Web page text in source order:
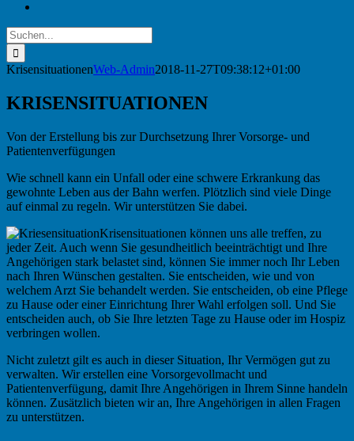
Suche
nach:
KrisensituationenWeb-Admin2018-11-27T09:38:12+01:00
KRISENSITUATIONEN
Von der Erstellung bis zur Durchsetzung Ihrer Vorsorge- und
Patientenverfügungen
Wie schnell kann ein Unfall oder eine schwere Erkrankung das
gewohnte Leben aus der Bahn werfen. Plötzlich sind viele Dinge
auf einmal zu regeln. Wir unterstützen Sie dabei.
Krisensituationen können uns alle treffen, zu
jeder Zeit. Auch wenn Sie gesundheitlich beeinträchtigt und Ihre
Angehörigen stark belastet sind, können Sie immer noch Ihr Leben
nach Ihren Wünschen gestalten. Sie entscheiden, wie und von
welchem Arzt Sie behandelt werden. Sie entscheiden, ob eine Pflege
zu Hause oder einer Einrichtung Ihrer Wahl erfolgen soll. Und Sie
entscheiden auch, ob Sie Ihre letzten Tage zu Hause oder im Hospiz
verbringen wollen.
Nicht zuletzt gilt es auch in dieser Situation, Ihr Vermögen gut zu
verwalten. Wir erstellen eine Vorsorgevollmacht und
Patientenverfügung, damit Ihre Angehörigen in Ihrem Sinne handeln
können. Zusätzlich bieten wir an, Ihre Angehörigen in allen Fragen
zu unterstützen.